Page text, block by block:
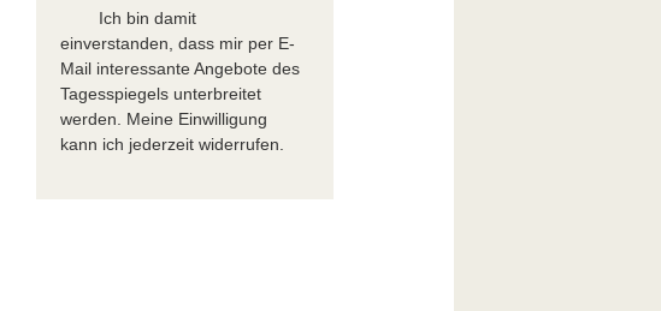
Ich bin damit
einverstanden, dass mir per E-
Mail interessante Angebote des
Tagesspiegels unterbreitet
werden. Meine Einwilligung
kann ich jederzeit widerrufen.